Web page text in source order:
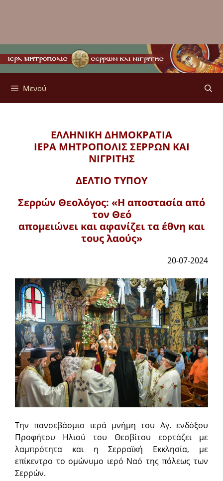
Μενού
ΕΛΛΗΝΙΚΗ ΔΗΜΟΚΡΑΤΙΑ
ΙΕΡΑ ΜΗΤΡΟΠΟΛΙΣΣΕΡΡΩΝ ΚΑΙ
ΝΙΓΡΙΤΗΣ
ΔΕΛΤΙΟ ΤΥΠΟΥ
Σερρών Θεολόγος: «Η αποστασία από
τον Θεό
απομειώνει και αφανίζει τα έθνη και
τους λαούς»
20-07-2024
Την πανσεβάσμιο ιερά μνήμη του Αγ. ενδόξου
Προφήτου Ηλιού του Θεσβίτου εορτάζει με
λαμπρότητα και η Σερραϊκή Εκκλησία, με
επίκεντρο το ομώνυμο ιερό Ναό της πόλεως των
Σερρών.